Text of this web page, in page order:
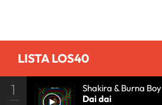
LISTA LOS40
1
Shakira & Burna Boy
Dai dai